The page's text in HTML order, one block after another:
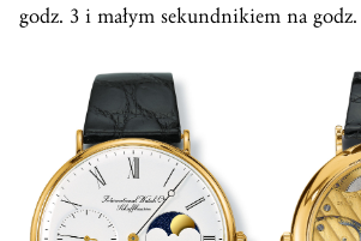
godz. 3 i małym sekundnikiem na godz.